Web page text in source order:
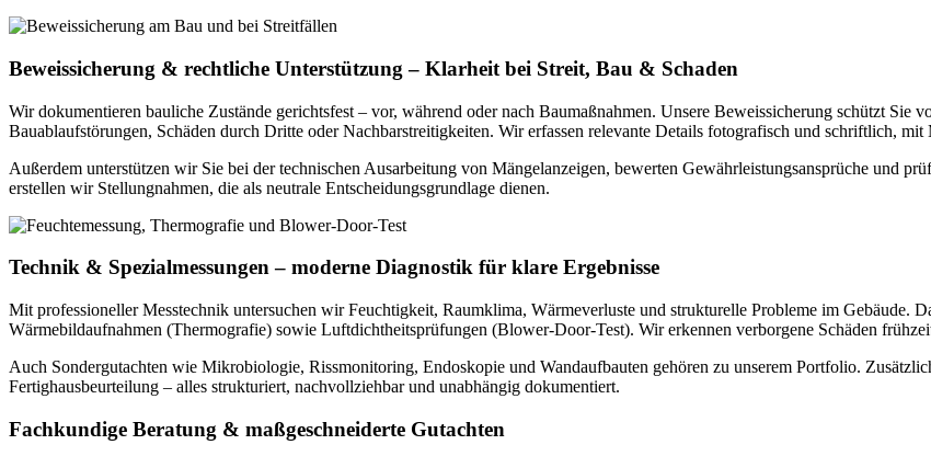
Beweissicherung & rechtliche Unterstützung – Klarheit bei Streit, Bau & Schaden
Wir dokumentieren bauliche Zustände gerichtsfest – vor, während oder nach Baumaßnahmen. Unsere Beweissicherung schützt Sie
Bauablaufstörungen, Schäden durch Dritte oder Nachbarstreitigkeiten. Wir erfassen relevante Details fotografisch und schriftlich, mit
Außerdem unterstützen wir Sie bei der technischen Ausarbeitung von Mängelanzeigen, bewerten Gewährleistungsansprüche und
erstellen wir Stellungnahmen, die als neutrale Entscheidungsgrundlage dienen.
Technik & Spezialmessungen – moderne Diagnostik für klare Ergebnisse
Mit professioneller Messtechnik untersuchen wir Feuchtigkeit, Raumklima, Wärmeverluste und strukturelle Probleme im Gebäude.
Wärmebildaufnahmen (Thermografie) sowie Luftdichtheitsprüfungen (Blower-Door-Test). Wir erkennen verborgene Schäden
Auch Sondergutachten wie Mikrobiologie, Rissmonitoring, Endoskopie und Wandaufbauten gehören zu unserem Portfolio.
Fertighausbeurteilung – alles strukturiert, nachvollziehbar und unabhängig dokumentiert.
Fachkundige Beratung & maßgeschneiderte Gutachten